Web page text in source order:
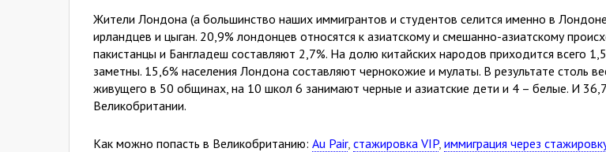
Жители Лондона (а большинство наших иммигрантов и студентов селится именно в
ирландцев и цыган. 20,9% лондонцев относятся к азиатскому и смешанно-азиатскому
пакистанцы и Бангладеш составляют 2,7%. На долю китайских народов приходится всего
заметны. 15,6% населения Лондона составляют чернокожие и мулаты. В результате столь
живущего в 50 общинах, на 10 школ 6 занимают черные и азиатские дети и 4 – белые. И
Великобритании.
Как можно попасть в Великобританию: Au Pair, стажировка VIP, иммиграция через